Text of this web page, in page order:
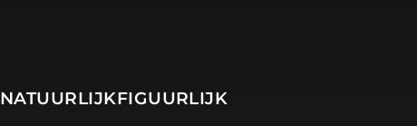
NATUURLIJKFIGUURLIJK